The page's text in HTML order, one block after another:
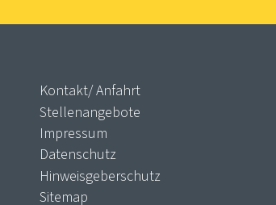
Kontakt/ Anfahrt
Stellenangebote
Impressum
Datenschutz
Hinweisgeberschutz
Sitemap